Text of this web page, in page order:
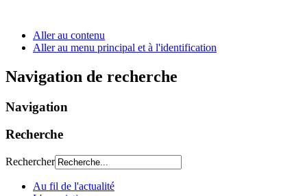
Aller au contenu
Aller au menu principal et à l'identification
Navigation de recherche
Navigation
Recherche
Rechercher
Au fil de l'actualité